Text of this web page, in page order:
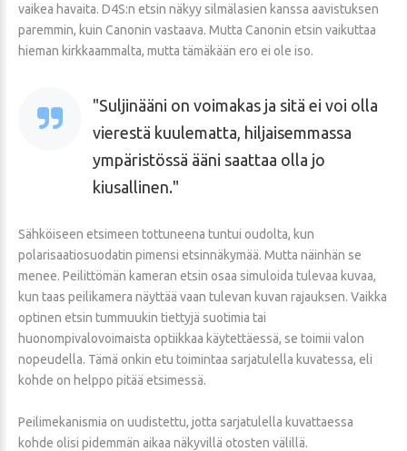
vaikea havaita. D4S:n etsin näkyy silmälasien kanssa aavistuksen
paremmin, kuin Canonin vastaava. Mutta Canonin etsin vaikuttaa
hieman kirkkaammalta, mutta tämäkään ero ei ole iso.
Suljinääni on voimakas ja sitä ei voi olla
vierestä kuulematta, hiljaisemmassa
ympäristössä ääni saattaa olla jo
kiusallinen.
Sähköiseen etsimeen tottuneena tuntui oudolta, kun
polarisaatiosuodatin pimensi etsinnäkymää. Mutta näinhän se
menee. Peilittömän kameran etsin osaa simuloida tulevaa kuvaa,
kun taas peilikamera näyttää vaan tulevan kuvan rajauksen. Vaikka
optinen etsin tummuukin tiettyjä suotimia tai
huonompivalovoimaista optiikkaa käytettäessä, se toimii valon
nopeudella. Tämä onkin etu toimintaa sarjatulella kuvatessa, eli
kohde on helppo pitää etsimessä.
Peilimekanismia on uudistettu, jotta sarjatulella kuvattaessa
kohde olisi pidemmän aikaa näkyvillä otosten välillä.